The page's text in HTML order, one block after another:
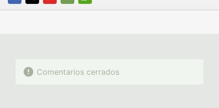
FACEBOOK
TWITTERFLIPBOARD
E-
WHATSAPP
Comentarios cerrados